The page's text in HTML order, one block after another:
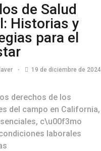
de Salud
Historias y
para el
19 de diciembre de 2024
derechos de los
del campo en California,
c\u00f3mo
laborales